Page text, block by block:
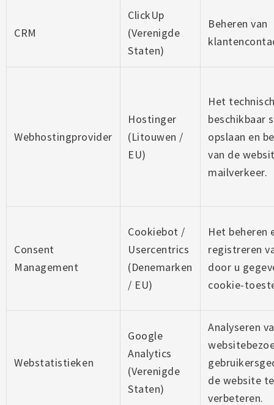
CRM
ClickUp
(Verenigde
Staten)
Beheren van
Webhostingprovider
Hostinger
(Litouwen /
EU)
Het
beschikbaar
opslaan en
van de
mailverkeer.
Consent
Management
Cookiebot /
Usercentrics
(Denemarken
/ EU)
Het beheren
registreren
door u
cookie-
Webstatistieken
Google
Analytics
(Verenigde
Staten)
Analyseren
de website
verbeteren.